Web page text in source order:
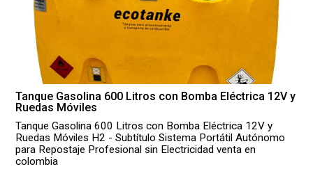
Tanque Gasolina 600 Litros con Bomba Eléctrica 12V y
Ruedas Móviles
Tanque Gasolina 600 Litros con Bomba Eléctrica 12V y
Ruedas Móviles H2 - Subtítulo Sistema Portátil Autónomo
para Repostaje Profesional sin Electricidad venta en
colombia